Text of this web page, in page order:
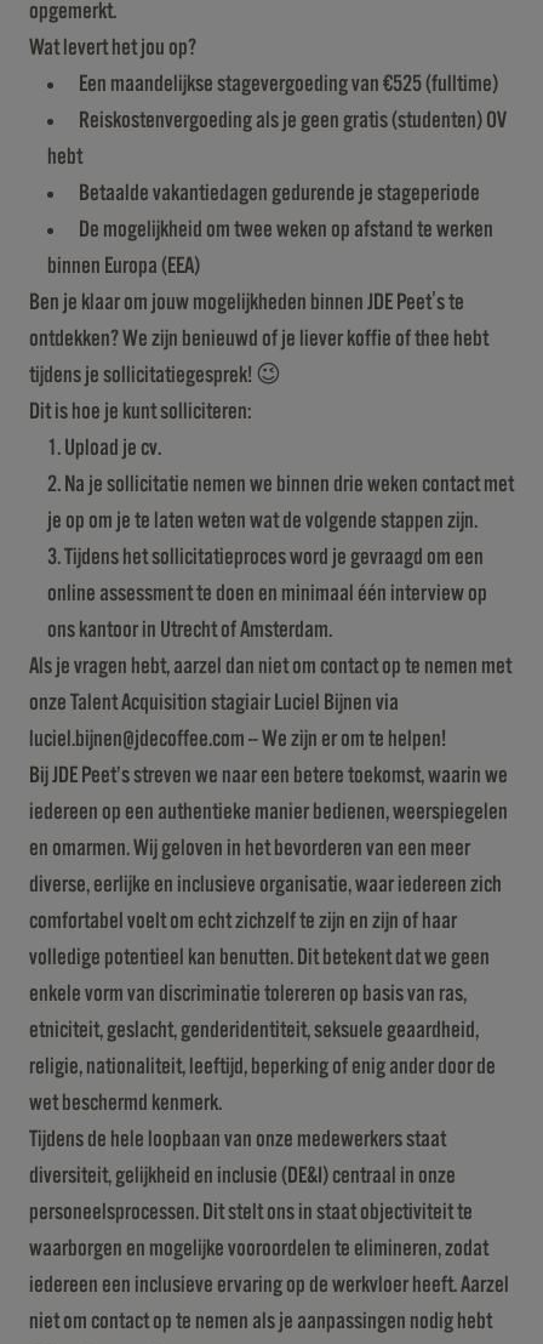
opgemerkt.
Wat levert het jou op?
Een maandelijkse stagevergoeding van €525 (fulltime)
Reiskostenvergoeding als je geen gratis (studenten) OV
hebt
Betaalde vakantiedagen gedurende je stageperiode
De mogelijkheid om twee weken op afstand te werken
binnen Europa (EEA)
Ben je klaar om jouw mogelijkheden binnen JDE Peet's te
ontdekken? We zijn benieuwd of je liever koffie of thee hebt
tijdens je sollicitatiegesprek! 😉
Dit is hoe je kunt solliciteren:
Upload je cv.
Na je sollicitatie nemen we binnen drie weken contact met
je op om je te laten weten wat de volgende stappen zijn.
Tijdens het sollicitatieproces word je gevraagd om een
online assessment te doen en minimaal één interview op
ons kantoor in Utrecht of Amsterdam.
Als je vragen hebt, aarzel dan niet om contact op te nemen met
onze Talent Acquisition stagiair Luciel Bijnen via
luciel.bijnen@jdecoffee.com -- We zijn er om te helpen!
Bij JDE Peet’s streven we naar een betere toekomst, waarin we
iedereen op een authentieke manier bedienen, weerspiegelen
en omarmen. Wij geloven in het bevorderen van een meer
diverse, eerlijke en inclusieve organisatie, waar iedereen zich
comfortabel voelt om echt zichzelf te zijn en zijn of haar
volledige potentieel kan benutten. Dit betekent dat we geen
enkele vorm van discriminatie tolereren op basis van ras,
etniciteit, geslacht, genderidentiteit, seksuele geaardheid,
religie, nationaliteit, leeftijd, beperking of enig ander door de
wet beschermd kenmerk.
Tijdens de hele loopbaan van onze medewerkers staat
diversiteit, gelijkheid en inclusie (DE&I) centraal in onze
personeelsprocessen. Dit stelt ons in staat objectiviteit te
waarborgen en mogelijke vooroordelen te elimineren, zodat
iedereen een inclusieve ervaring op de werkvloer heeft. Aarzel
niet om contact op te nemen als je aanpassingen nodig hebt